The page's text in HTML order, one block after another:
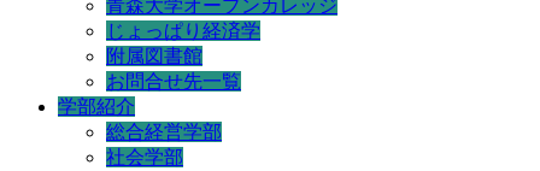
青森大学オープンカレッジ
じょっぱり経済学
附属図書館
お問合せ先一覧
学部紹介
総合経営学部
社会学部